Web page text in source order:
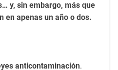
y, sin embargo, más que
en apenas un año o dos.
anticontaminación.